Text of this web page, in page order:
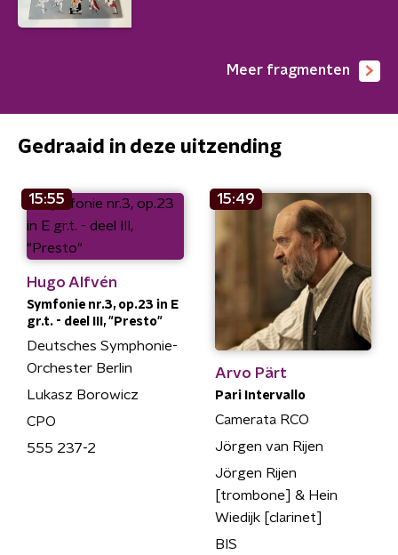
Meer fragmenten
Gedraaid in deze uitzending
15:55
Hugo Alfvén
Symfonie nr.3, op.23 in E
gr.t. - deel III, "Presto"
Deutsches Symphonie-
Orchester Berlin
Lukasz Borowicz
CPO
555 237-2
15:49
Arvo Pärt
Pari Intervallo
Camerata RCO
Jörgen van Rijen
Jörgen Rijen
[trombone] & Hein
Wiedijk [clarinet]
BIS